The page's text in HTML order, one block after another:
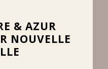
& AZUR
NOUVELLE